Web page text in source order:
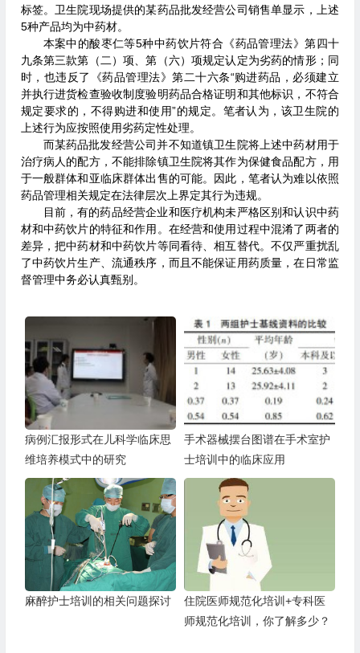
标签。卫生院现场提供的某药品批发经营公司销售单显示，上述
5种产品均为中药材。
本案中的酸枣仁等5种中药饮片符合《药品管理法》第四十
九条第三款第（二）项、第（六）项规定认定为劣药的情形；同
时，也违反了《药品管理法》第二十六条“购进药品，必须建立
并执行进货检查验收制度验明药品合格证明和其他标识，不符合
规定要求的，不得购进和使用”的规定。笔者认为，该卫生院的
上述行为应按照使用劣药定性处理。
而某药品批发经营公司并不知道镇卫生院将上述中药材用于
治疗病人的配方，不能排除镇卫生院将其作为保健食品配方，用
于一般群体和亚临床群体出售的可能。因此，笔者认为难以依照
药品管理相关规定在法律层次上界定其行为违规。
目前，有的药品经营企业和医疗机构未严格区别和认识中药
材和中药饮片的特征和作用。在经营和使用过程中混淆了两者的
差异，把中药材和中药饮片等同看待、相互替代。不仅严重扰乱
了中药饮片生产、流通秩序，而且不能保证用药质量，在日常监
督管理中务必认真甄别。
病例汇报形式在儿科学临床思
维培养模式中的研究
手术器械摆台图谱在手术室护
士培训中的临床应用
麻醉护士培训的相关问题探讨
住院医师规范化培训+专科医
师规范化培训，你了解多少？